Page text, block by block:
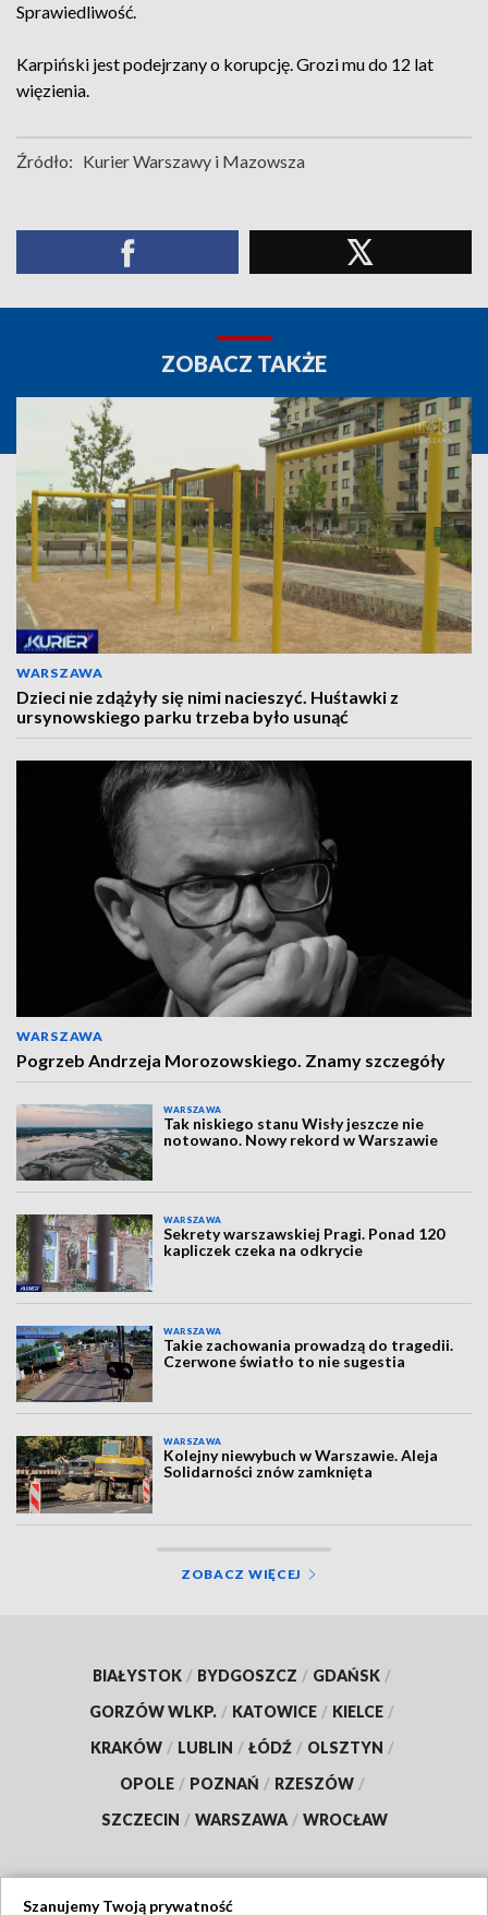
Sprawiedliwość.
Karpiński jest podejrzany o korupcję. Grozi mu do 12 lat
więzienia.
Źródło: Kurier Warszawy i Mazowsza
ZOBACZ TAKŻE
WARSZAWA
Dzieci nie zdążyły się nimi nacieszyć. Huśtawki z
ursynowskiego parku trzeba było usunąć
WARSZAWA
Pogrzeb Andrzeja Morozowskiego. Znamy szczegóły
WARSZAWA
Tak niskiego stanu Wisły jeszcze nie
notowano. Nowy rekord w Warszawie
WARSZAWA
Sekrety warszawskiej Pragi. Ponad 120
kapliczek czeka na odkrycie
WARSZAWA
Takie zachowania prowadzą do tragedii.
Czerwone światło to nie sugestia
WARSZAWA
Kolejny niewybuch w Warszawie. Aleja
Solidarności znów zamknięta
ZOBACZ WIĘCEJ
BIAŁYSTOK / BYDGOSZCZ / GDAŃSK /
GORZÓW WLKP. / KATOWICE / KIELCE /
KRAKÓW / LUBLIN / ŁÓDŹ / OLSZTYN /
OPOLE / POZNAŃ / RZESZÓW /
SZCZECIN / WARSZAWA / WROCŁAW
Szanujemy Twoją prywatność